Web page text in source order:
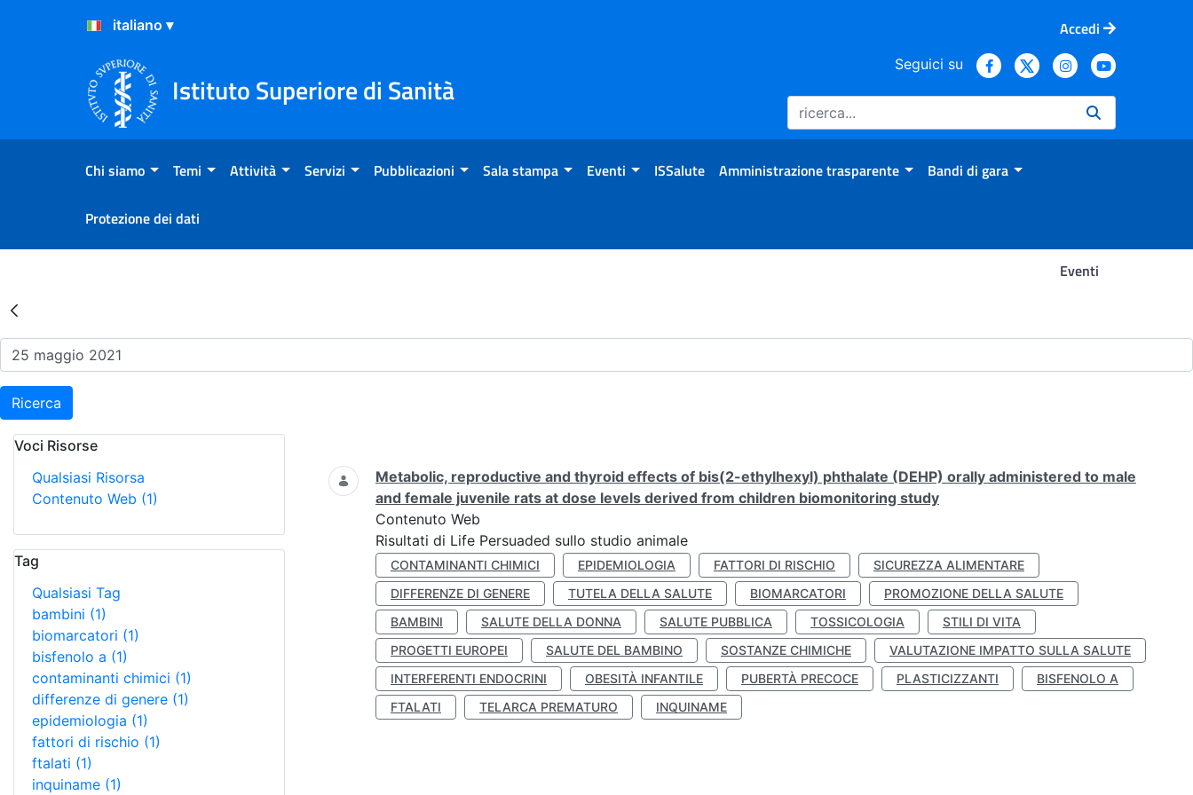
Salta al Contenuto
Salta al Footer
Accedi
Istituto Superiore di Sanità
Seguici su
Chi siamo Temi Attività Servizi Pubblicazioni Sala stampa Eventi ISSalute Amministrazione trasparente Bandi di gara
Protezione dei dati
Eventi
Risultati della Ricerca - Eventi
Ricerca
Voci Risorse
Qualsiasi Risorsa
Contenuto Web (1)
Tag
Qualsiasi Tag
bambini (1)
biomarcatori (1)
bisfenolo a (1)
contaminanti chimici (1)
differenze di genere (1)
epidemiologia (1)
fattori di rischio (1)
ftalati (1)
inquiname (1)
Ricerca
Metabolic, reproductive and thyroid effects of bis(2-ethylhexyl) phthalate (DEHP) orally administered to male
and female juvenile rats at dose levels derived from children biomonitoring study
Contenuto Web
Risultati di Life Persuaded sullo studio animale
CONTAMINANTI CHIMICI EPIDEMIOLOGIA FATTORI DI RISCHIO
SICUREZZA ALIMENTARE
DIFFERENZE DI GENERE
TUTELA DELLA SALUTE BIOMARCATORI
PROMOZIONE DELLA SALUTE
BAMBINI
SALUTE DELLA DONNA SALUTE PUBBLICA TOSSICOLOGIA
STILI DI VITA
PROGETTI EUROPEI
SALUTE DEL BAMBINO SOSTANZE CHIMICHE
VALUTAZIONE IMPATTO SULLA SALUTE
INTERFERENTI ENDOCRINI
OBESITÀ INFANTILE PUBERTÀ PRECOCE PLASTICIZZANTI
BISFENOLO A
FTALATI
TELARCA PREMATURO INQUINAME